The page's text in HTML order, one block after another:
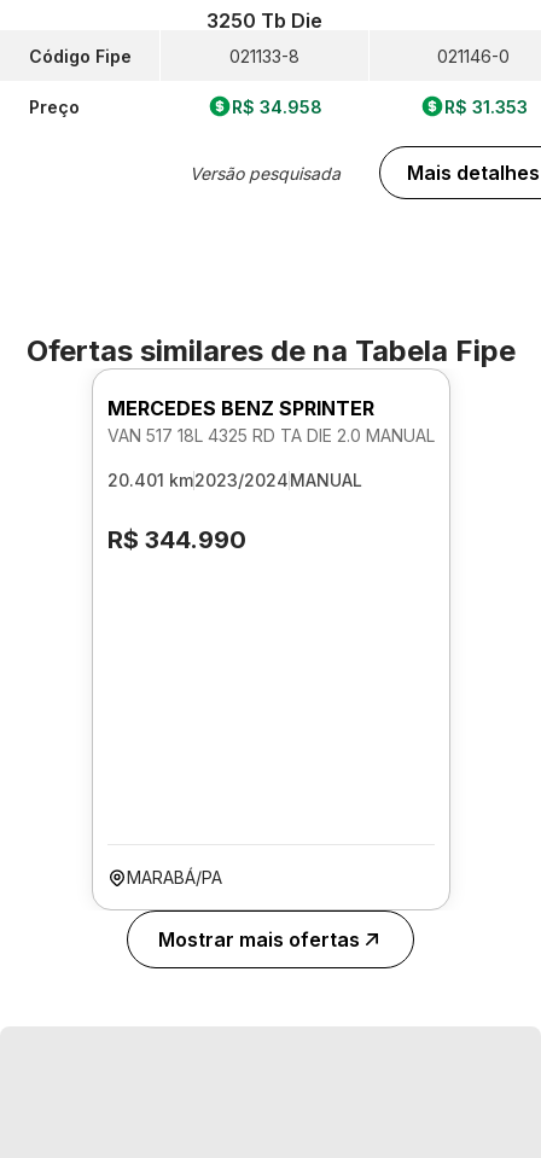
Código Fipe
Preço
3250 Tb Die
021133-8
R$ 34.958
Versão pesquisada
021146-0
R$ 31.353
Mais detalhes
Ofertas similares de na Tabela Fipe
MERCEDES BENZ SPRINTER
VAN 517 18L 4325 RD TA DIE 2.0 MANUAL
20.401 km2023/2024MANUAL
R$ 344.990
MARABÁ/PA
Mostrar mais ofertas